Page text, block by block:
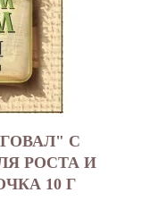
С
РОСТА И
10 Г